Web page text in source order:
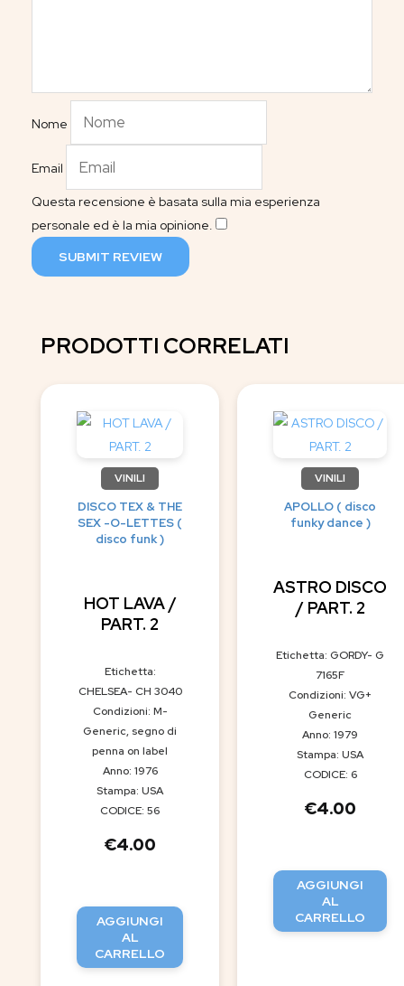
Nome
Email
Questa recensione è basata sulla mia esperienza
personale ed è la mia opinione.
SUBMIT REVIEW
PRODOTTI CORRELATI
VINILI
DISCO TEX & THE
SEX -O-LETTES (
disco funk )
HOT LAVA /
PART. 2
Etichetta:
CHELSEA- CH 3040
Condizioni: M-
Generic, segno di
penna on label
Anno: 1976
Stampa: USA
CODICE: 56
€4.00
AGGIUNGI
AL
CARRELLO
VINILI
APOLLO ( disco
funky dance )
ASTRO DISCO
/ PART. 2
Etichetta: GORDY- G
7165F
Condizioni: VG+
Generic
Anno: 1979
Stampa: USA
CODICE: 6
€4.00
AGGIUNGI
AL
CARRELLO